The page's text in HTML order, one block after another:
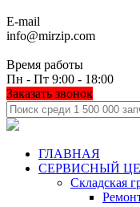
E-mail
info@mirzip.com
Время работы
Пн - Пт 9:00 - 18:00
Заказать звонок
ГЛАВНАЯ
СЕРВИСНЫЙ
Складская